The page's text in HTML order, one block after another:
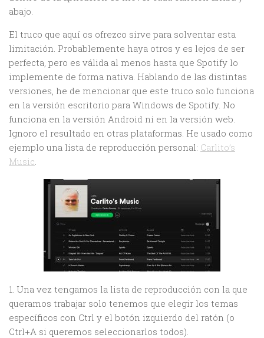
abajo.
El truco que aquí os ofrezco sirve para solventar esta
limitación. Probablemente haya otros y es lejos de ser
perfecta, pero es válida al menos hasta que Spotify lo
implemente de forma nativa. Hablando de las distintas
versiones, he de mencionar que este truco solo funciona
en la versión escritorio para Windows de Spotify. No
funciona en la versión Android ni en la versión web.
Ignoro el resultado en otras plataformas. He usado como
ejemplo una lista de reproducción personal: Carlito’s
Music.
1. Una vez tengamos la lista de reproducción con la que
queramos trabajar solo tenemos que elegir los temas
específicos con Ctrl y el botón izquierdo del ratón (o
Ctrl+A si queremos seleccionarlos todos).